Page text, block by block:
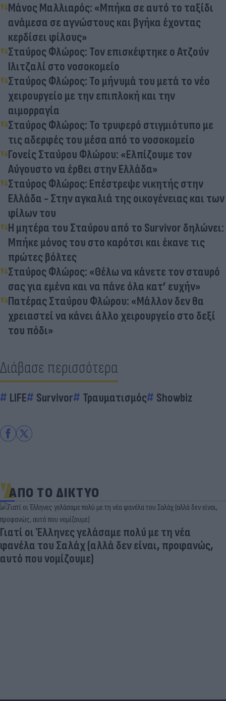
Μάνος Μαλλιαρός: «Μπήκα σε αυτό το ταξίδι
ανάμεσα σε αγνώστους και βγήκα έχοντας
κερδίσει φίλους»
Σταύρος Φλώρος: Τον επισκέφτηκε ο Ατζούν
Ιλιτζαλί στο νοσοκομείο
Σταύρος Φλώρος: Το μήνυμά του μετά το νέο
χειρουργείο με την επιπλοκή και την
αιμορραγία
Σταύρος Φλώρος: Το τρυφερό στιγμιότυπο με
τις αδερφές του μέσα από το νοσοκομείο
Γονείς Σταύρου Φλώρου: «Ελπίζουμε τον
Αύγουστο να έρθει στην Ελλάδα»
Σταύρος Φλώρος: Επέστρεψε νικητής στην
Ελλάδα - Στην αγκαλιά της οικογένειας και των
φίλων του
Η μητέρα του Σταύρου από το Survivor δηλώνει:
Μπήκε μόνος του στο καρότσι και έκανε τις
πρώτες βόλτες
Σταύρος Φλώρος: «Θέλω να κάνετε τον σταυρό
σας για εμένα και να πάνε όλα κατ’ ευχήν»
Πατέρας Σταύρου Φλώρου: «Μάλλον δεν θα
χρειαστεί να κάνει άλλο χειρουργείο στο δεξί
του πόδι»
Διάβασε περισσότερα
LIFE Survivor Τραυματισμός Showbiz
ΑΠΟ ΤΟ ΔΙΚΤΥΟ
Γιατί οι Έλληνες γελάσαμε πολύ με τη νέα
φανέλα του Σαλάχ (αλλά δεν είναι, προφανώς,
αυτό που νομίζουμε)